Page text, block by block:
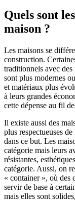
Quels sont
maison ?
Les maisons se
construction.
traditionnels avec des
sont plus modernes
et matériaux plus
à leurs grandes
cette dépense au fil
Il existe aussi des
plus respectueuses
dans ce but. Les
catégorie mais leurs
résistantes,
catégorie. Aussi, on
« container », où des
servir de base à
mais elles sont